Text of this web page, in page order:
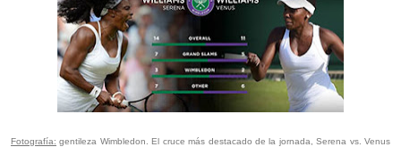
Fotografía: gentileza Wimbledon. El cruce más destacado de la jornada, Serena vs. Venus